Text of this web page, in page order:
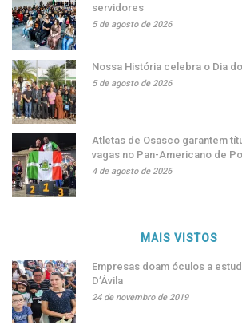
servidores
5 de agosto de 2026
Nossa História celebra o Dia
5 de agosto de 2026
Atletas de Osasco garantem
vagas no Pan-Americano de
4 de agosto de 2026
MAIS VISTOS
Empresas doam óculos a
D’Ávila
24 de novembro de 2019